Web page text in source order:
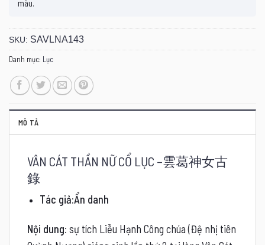
màu.
SKU: SAVLNA143
Danh mục: Lục
MÔ TẢ
VÂN CÁT THẦN NỮ CỔ LỤC –雲葛神女古
錄
Tác giả:Ẩn danh
Nội dung: sự tích Liễu Hạnh Công chúa (Đệ nhị tiên